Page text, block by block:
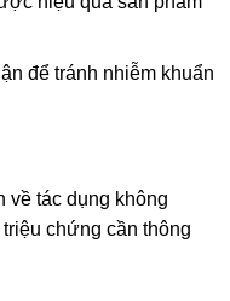
để tránh nhiễm khuẩn
về tác dụng không
chứng cần thông